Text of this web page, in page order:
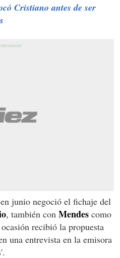
Cristiano antes de ser
junio negoció el fichaje del
, también con Mendes como
recibió la propuesta
una entrevista en la emisora